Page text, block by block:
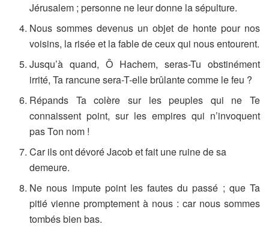
Jérusalem ; personne ne leur donne la sépulture.
Nous sommes devenus un objet de honte pour nos
voisins, la risée et la fable de ceux qui nous entourent.
Jusqu’à quand, Ô Hachem, seras-Tu obstinément
irrité, Ta rancune sera-T-elle brûlante comme le feu ?
Répands Ta colère sur les peuples qui ne Te
connaissent point, sur les empires qui n’invoquent
pas Ton nom !
Car ils ont dévoré Jacob et fait une ruine de sa
demeure.
Ne nous impute point les fautes du passé ; que Ta
pitié vienne promptement à nous : car nous sommes
tombés bien bas.